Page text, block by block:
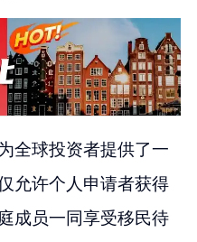
全球投资者提供了一
允许个人申请者获得
成员一同享受移民待